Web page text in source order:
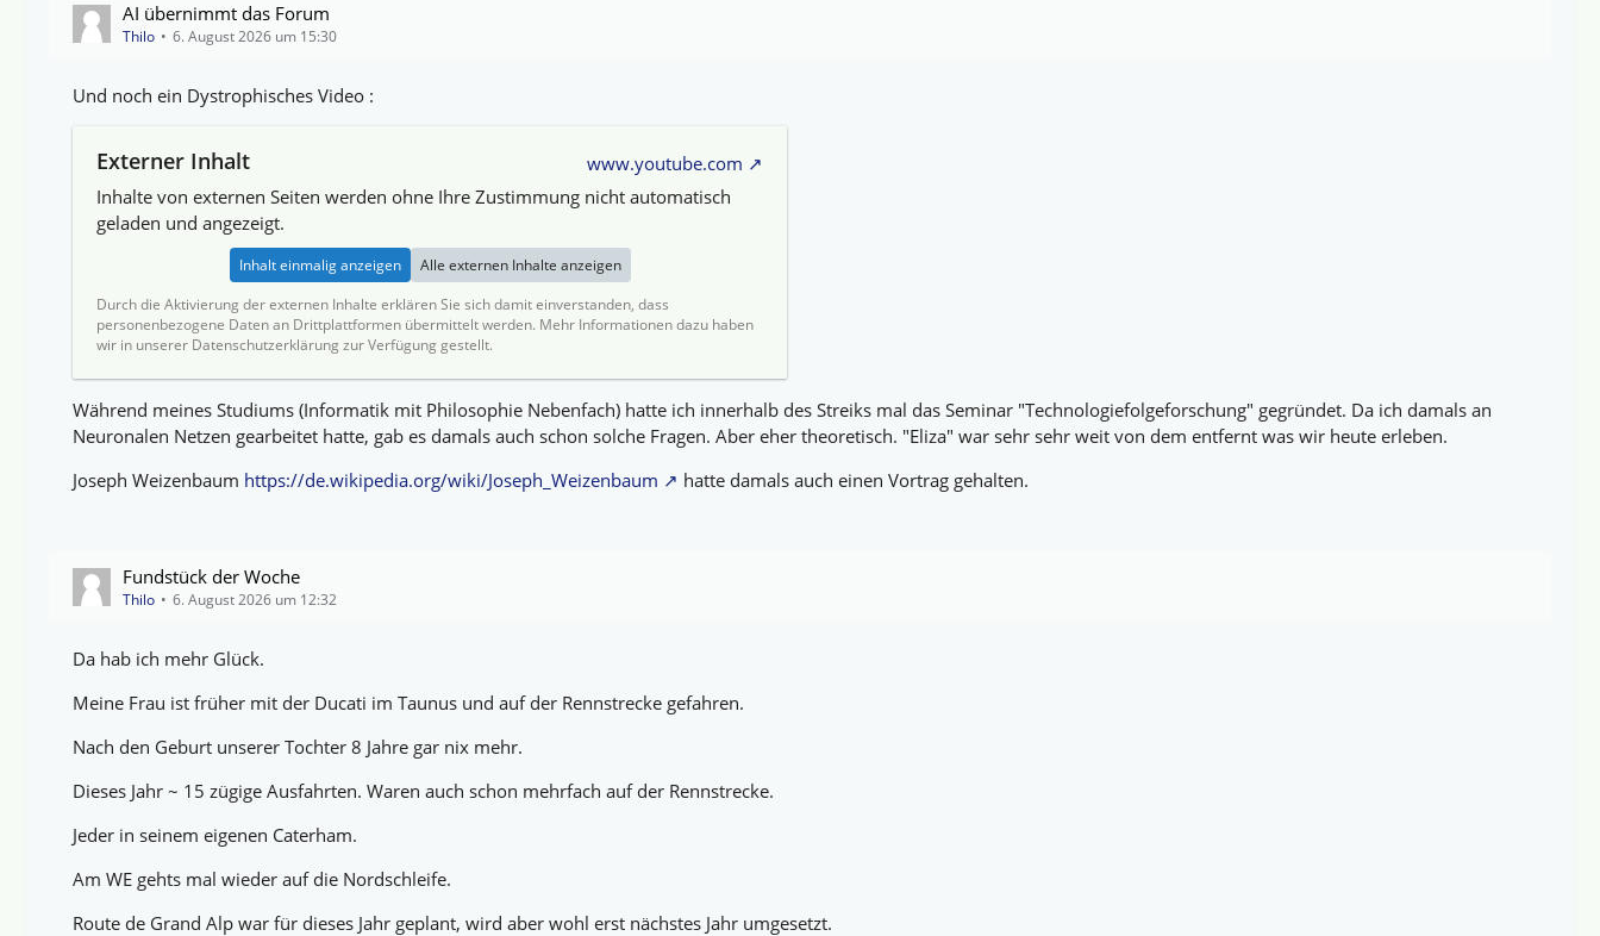
AI übernimmt das Forum
Thilo 6. August 2026 um 15:30
Und noch ein Dystrophisches Video :
Externer Inhalt
www.youtube.com
Inhalte von externen Seiten werden ohne Ihre Zustimmung nicht automatisch
geladen und angezeigt.
Inhalt einmalig anzeigen
Alle externen Inhalte anzeigen
Durch die Aktivierung der externen Inhalte erklären Sie sich damit einverstanden, dass
personenbezogene Daten an Drittplattformen übermittelt werden. Mehr Informationen dazu haben
wir in unserer Datenschutzerklärung zur Verfügung gestellt.
Während meines Studiums (Informatik mit Philosophie Nebenfach) hatte ich innerhalb des Streiks mal das Seminar "Technologiefolgeforschung" gegründet. Da ich damals an
Neuronalen Netzen gearbeitet hatte, gab es damals auch schon solche Fragen. Aber eher theoretisch. "Eliza" war sehr sehr weit von dem entfernt was wir heute erleben.
Joseph Weizenbaum https://de.wikipedia.org/wiki/Joseph_Weizenbaum hatte damals auch einen Vortrag gehalten.
Fundstück der Woche
Thilo 6. August 2026 um 12:32
Da hab ich mehr Glück.
Meine Frau ist früher mit der Ducati im Taunus und auf der Rennstrecke gefahren.
Nach den Geburt unserer Tochter 8 Jahre gar nix mehr.
Dieses Jahr ~ 15 zügige Ausfahrten. Waren auch schon mehrfach auf der Rennstrecke.
Jeder in seinem eigenen Caterham.
Am WE gehts mal wieder auf die Nordschleife.
Route de Grand Alp war für dieses Jahr geplant, wird aber wohl erst nächstes Jahr umgesetzt.